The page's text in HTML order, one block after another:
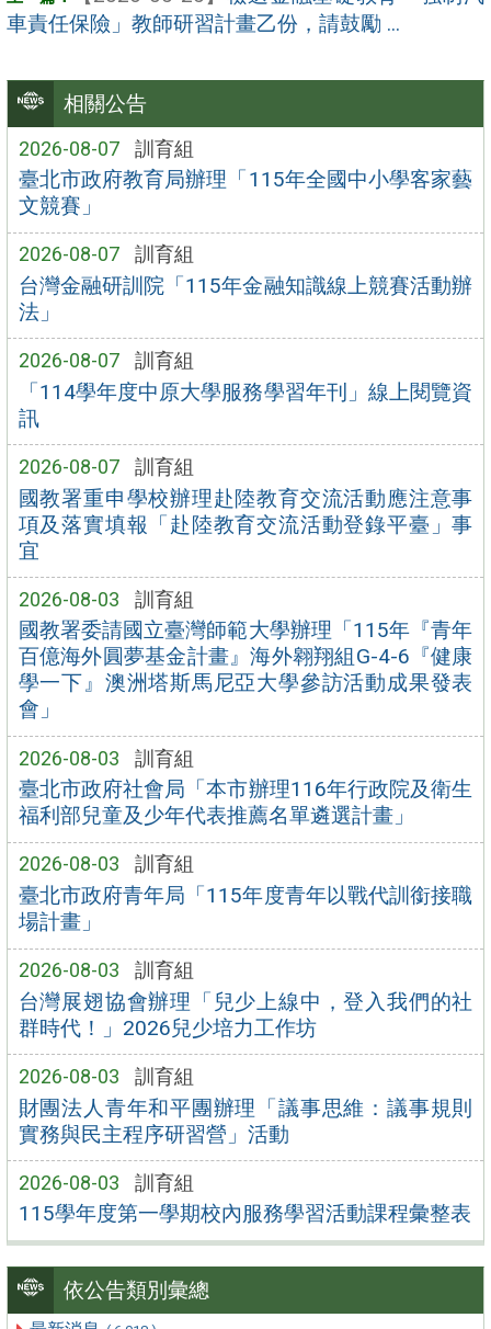
相關公告
2026-08-07 訓育組
臺北市政府教育局辦理「115年全國中小學客家藝
文競賽」
2026-08-07 訓育組
台灣金融研訓院「115年金融知識線上競賽活動辦
法」
2026-08-07 訓育組
「114學年度中原大學服務學習年刊」線上閱覽資
訊
2026-08-07 訓育組
國教署重申學校辦理赴陸教育交流活動應注意事
項及落實填報「赴陸教育交流活動登錄平臺」事
宜
2026-08-03 訓育組
國教署委請國立臺灣師範大學辦理「115年『青年
百億海外圓夢基金計畫』海外翱翔組G-4-6『健康
學一下』澳洲塔斯馬尼亞大學參訪活動成果發表
會」
2026-08-03 訓育組
臺北市政府社會局「本市辦理116年行政院及衛生
福利部兒童及少年代表推薦名單遴選計畫」
2026-08-03 訓育組
臺北市政府青年局「115年度青年以戰代訓銜接職
場計畫」
2026-08-03 訓育組
台灣展翅協會辦理「兒少上線中，登入我們的社
群時代！」2026兒少培力工作坊
2026-08-03 訓育組
財團法人青年和平團辦理「議事思維：議事規則
實務與民主程序研習營」活動
2026-08-03 訓育組
115學年度第一學期校內服務學習活動課程彙整表
依公告類別彙總
車責任保險」教師研習計畫乙份，請鼓勵 ...